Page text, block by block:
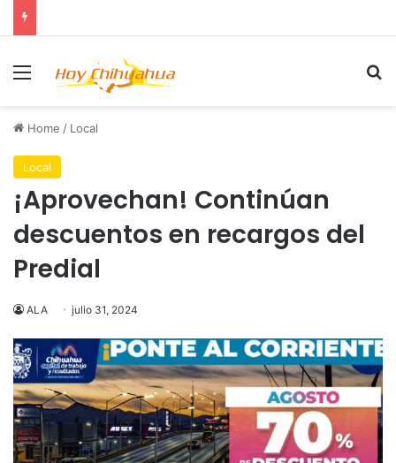
Menu
Home / Local
Local
¡Aprovechan! Continúan
descuentos en recargos del
Predial
ALA julio 31, 2024